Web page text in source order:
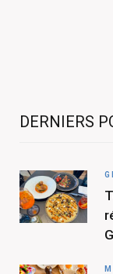
DERNIERS